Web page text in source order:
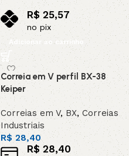
R$25,57
no pix
Adicionar ao carrinho
Correia em V perfil BX-38
Keiper
Correias em V,BX, Correias
Industriais
R$ 28,40
R$28,40